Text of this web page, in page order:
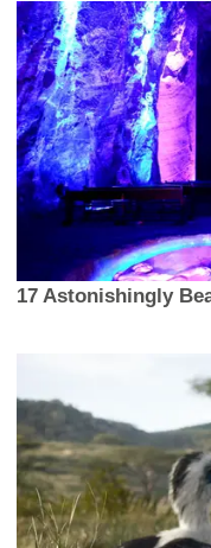
17 Astonishingly